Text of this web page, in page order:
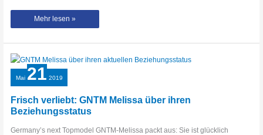
Wie
für
GNTM-
Final-
Opening?
Mehr lesen »
Mai 21 2019
Frisch verliebt: GNTM Melissa über ihren
Beziehungsstatus
Germany’s next Topmodel GNTM-Melissa packt aus: Sie ist glücklich